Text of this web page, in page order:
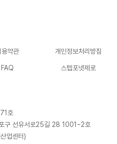
용약관 개인정보처리방침
FAQ 스텝포넷제로
호
구 선유서로25길 28 1001~2호
업센터)